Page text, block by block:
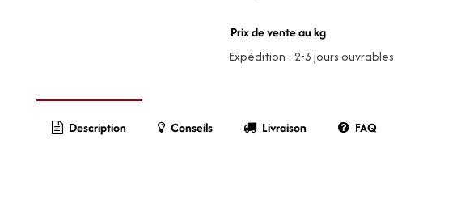
Prix de vente au kg
Expédition : 2-3 jours ouvrables
Description Conseils Livraison FAQ